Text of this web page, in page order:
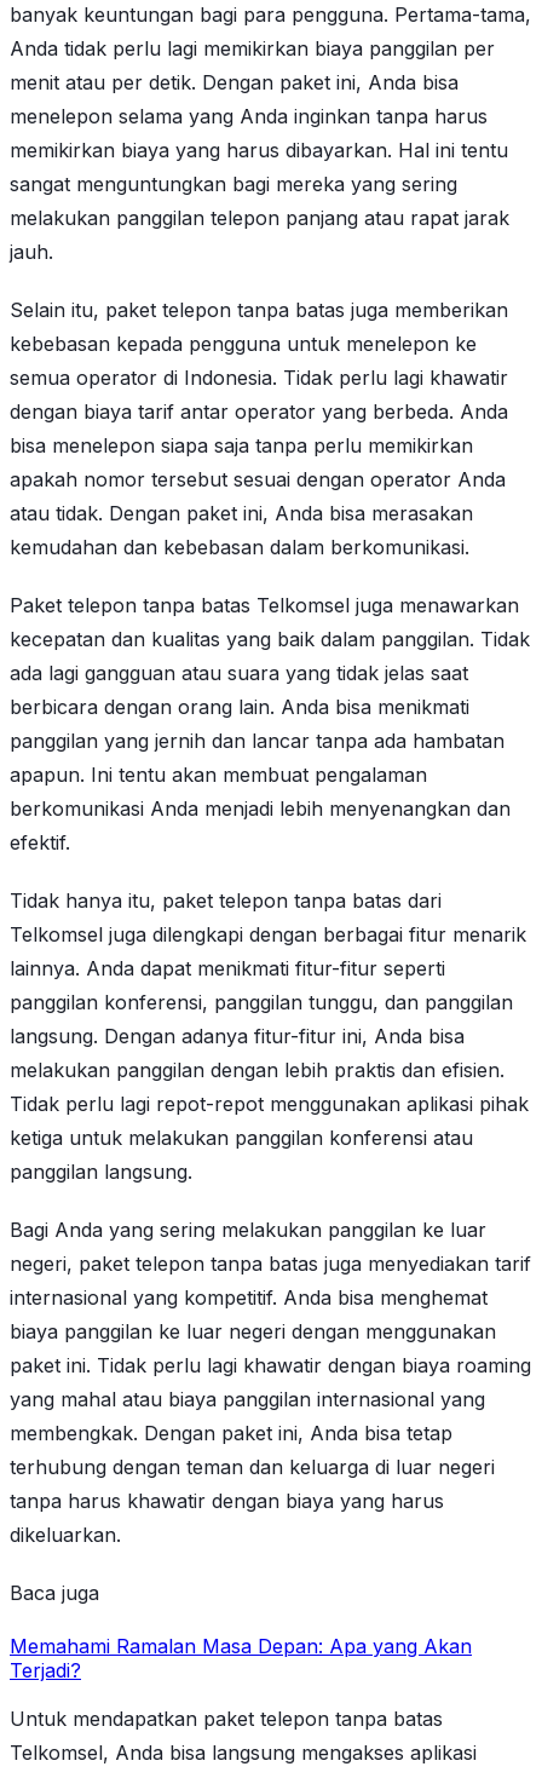
banyak keuntungan bagi para pengguna. Pertama-tama,
Anda tidak perlu lagi memikirkan biaya panggilan per
menit atau per detik. Dengan paket ini, Anda bisa
menelepon selama yang Anda inginkan tanpa harus
memikirkan biaya yang harus dibayarkan. Hal ini tentu
sangat menguntungkan bagi mereka yang sering
melakukan panggilan telepon panjang atau rapat jarak
jauh.
Selain itu, paket telepon tanpa batas juga memberikan
kebebasan kepada pengguna untuk menelepon ke
semua operator di Indonesia. Tidak perlu lagi khawatir
dengan biaya tarif antar operator yang berbeda. Anda
bisa menelepon siapa saja tanpa perlu memikirkan
apakah nomor tersebut sesuai dengan operator Anda
atau tidak. Dengan paket ini, Anda bisa merasakan
kemudahan dan kebebasan dalam berkomunikasi.
Paket telepon tanpa batas Telkomsel juga menawarkan
kecepatan dan kualitas yang baik dalam panggilan. Tidak
ada lagi gangguan atau suara yang tidak jelas saat
berbicara dengan orang lain. Anda bisa menikmati
panggilan yang jernih dan lancar tanpa ada hambatan
apapun. Ini tentu akan membuat pengalaman
berkomunikasi Anda menjadi lebih menyenangkan dan
efektif.
Tidak hanya itu, paket telepon tanpa batas dari
Telkomsel juga dilengkapi dengan berbagai fitur menarik
lainnya. Anda dapat menikmati fitur-fitur seperti
panggilan konferensi, panggilan tunggu, dan panggilan
langsung. Dengan adanya fitur-fitur ini, Anda bisa
melakukan panggilan dengan lebih praktis dan efisien.
Tidak perlu lagi repot-repot menggunakan aplikasi pihak
ketiga untuk melakukan panggilan konferensi atau
panggilan langsung.
Bagi Anda yang sering melakukan panggilan ke luar
negeri, paket telepon tanpa batas juga menyediakan tarif
internasional yang kompetitif. Anda bisa menghemat
biaya panggilan ke luar negeri dengan menggunakan
paket ini. Tidak perlu lagi khawatir dengan biaya roaming
yang mahal atau biaya panggilan internasional yang
membengkak. Dengan paket ini, Anda bisa tetap
terhubung dengan teman dan keluarga di luar negeri
tanpa harus khawatir dengan biaya yang harus
dikeluarkan.
Baca juga
Memahami Ramalan Masa Depan: Apa yang Akan
Terjadi?
Untuk mendapatkan paket telepon tanpa batas
Telkomsel, Anda bisa langsung mengakses aplikasi